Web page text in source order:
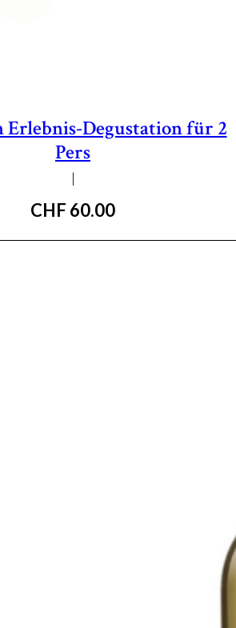
Erlebnis-Degustation für 2
Pers
|
CHF 60.00